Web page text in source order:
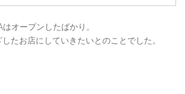
オープンしたばかり。
たお店にしていきたいとのことでした。